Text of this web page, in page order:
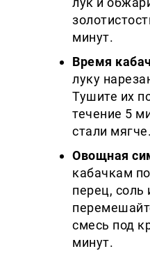
минут.
Время
луку
Тушите их
течение 5
стали мягче.
Овощная
кабачкам
перец, соль
смесь под
минут.